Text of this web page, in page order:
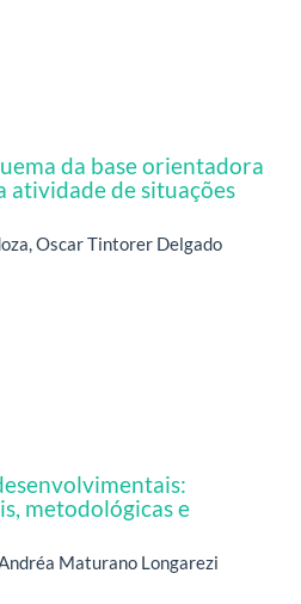
da base orientadora
atividade de situações
Oscar Tintorer Delgado
metodológicas e
Maturano Longarezi